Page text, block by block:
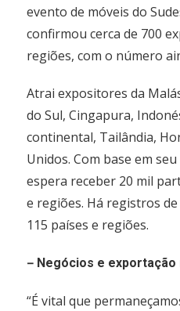
evento de móveis do
confirmou cerca de 700
regiões, com o número
Atrai expositores da
do Sul, Cingapura,
continental, Tailândia,
Unidos. Com base em
espera receber 20 mil
e regiões. Há registros
115 países e regiões.
– Negócios e exportação
“É vital que